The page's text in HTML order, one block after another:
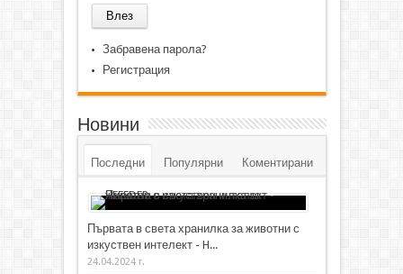
Забравена парола?
Регистрация
Новини
Последни Популярни Коментирани
Първата в света хранилка за животни с
изкуствен интелект - H...
24.04.2024 г.